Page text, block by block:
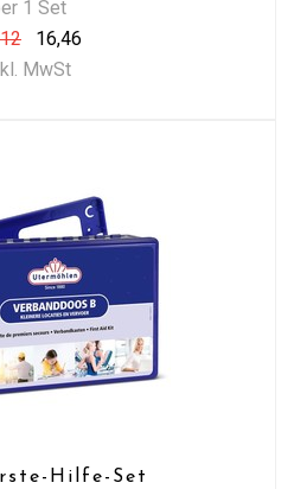
1 Set
16,46
MwSt
Hilfe-Set